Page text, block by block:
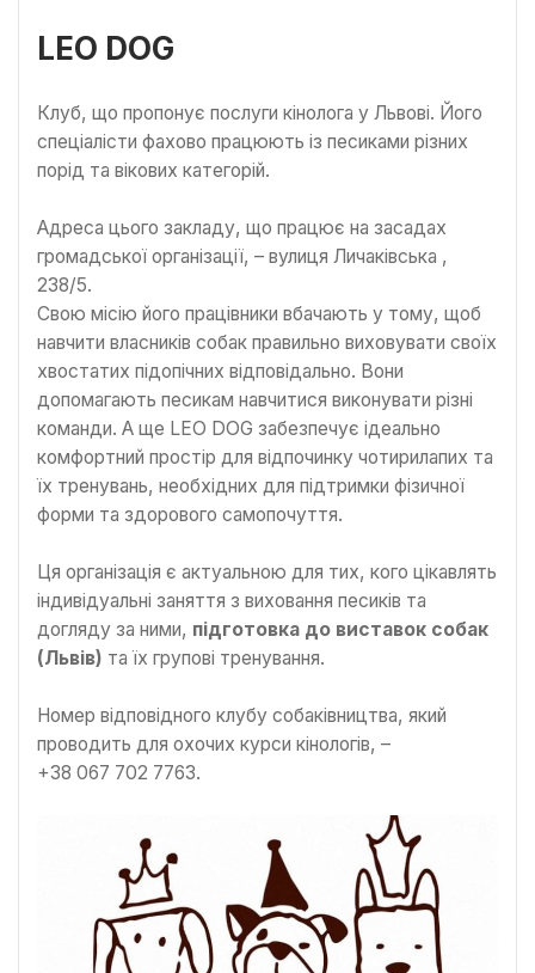
LEO DOG
Клуб, що пропонує послуги кінолога у Львові. Його
спеціалісти фахово працюють із песиками різних
порід та вікових категорій.
Адреса цього закладу, що працює на засадах
громадської організації, – вулиця Личаківська ,
238/5.
Свою місію його працівники вбачають у тому, щоб
навчити власників собак правильно виховувати своїх
хвостатих підопічних відповідально. Вони
допомагають песикам навчитися виконувати різні
команди. А ще LEO DOG забезпечує ідеально
комфортний простір для відпочинку чотирилапих та
їх тренувань, необхідних для підтримки фізичної
форми та здорового самопочуття.
Ця організація є актуальною для тих, кого цікавлять
індивідуальні заняття з виховання песиків та
догляду за ними, підготовка до виставок собак
(Львів) та їх групові тренування.
Номер відповідного клубу собаківництва, який
проводить для охочих курси кінологів, –
+38 067 702 7763.